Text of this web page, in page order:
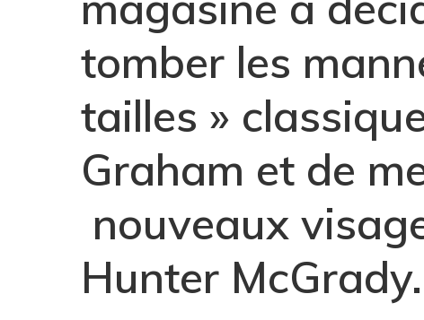
tomber les
tailles »
Graham et de
nouveaux
Hunter